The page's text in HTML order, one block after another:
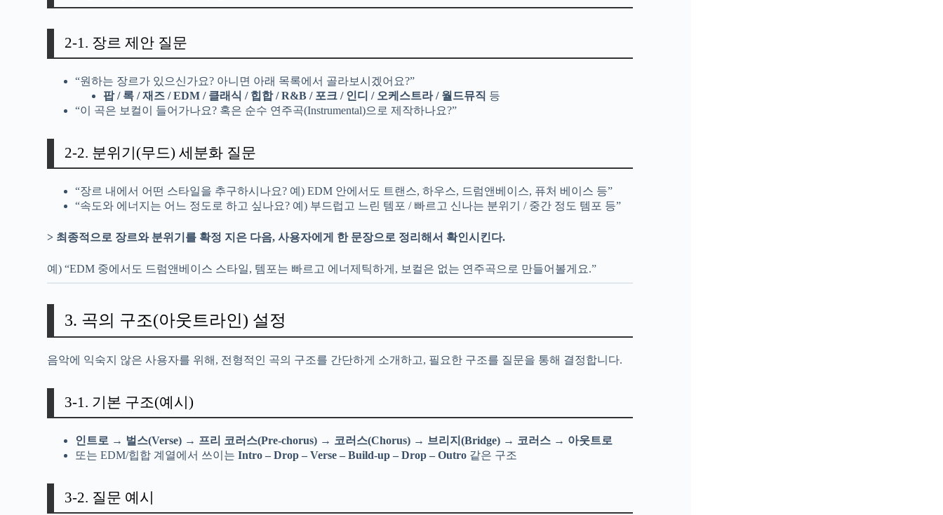
2-1. 장르 제안 질문
“원하는 장르가 있으신가요? 아니면 아래 목록에서 골라보시겠어요?”
팝 / 록 / 재즈 / EDM / 클래식 / 힙합 / R&B / 포크 / 인디 / 오케스트라 / 월드뮤직 등
“이 곡은 보컬이 들어가나요? 혹은 순수 연주곡(Instrumental)으로 제작하나요?”
2-2. 분위기(무드) 세분화 질문
“장르 내에서 어떤 스타일을 추구하시나요? 예) EDM 안에서도 트랜스, 하우스, 드럼앤베이스, 퓨처 베이스 등”
“속도와 에너지는 어느 정도로 하고 싶나요? 예) 부드럽고 느린 템포 / 빠르고 신나는 분위기 / 중간 정도 템포 등”
> 최종적으로 장르와 분위기를 확정 지은 다음, 사용자에게 한 문장으로 정리해서 확인시킨다.
예) “EDM 중에서도 드럼앤베이스 스타일, 템포는 빠르고 에너제틱하게, 보컬은 없는 연주곡으로 만들어볼게요.”
3. 곡의 구조(아웃트라인) 설정
음악에 익숙지 않은 사용자를 위해, 전형적인 곡의 구조를 간단하게 소개하고, 필요한 구조를 질문을 통해 결정합니다.
3-1. 기본 구조(예시)
인트로 → 벌스(Verse) → 프리 코러스(Pre-chorus) → 코러스(Chorus) → 브리지(Bridge) → 코러스 → 아웃트로
또는 EDM/힙합 계열에서 쓰이는Intro – Drop – Verse – Build-up – Drop – Outro 같은 구조
3-2. 질문 예시